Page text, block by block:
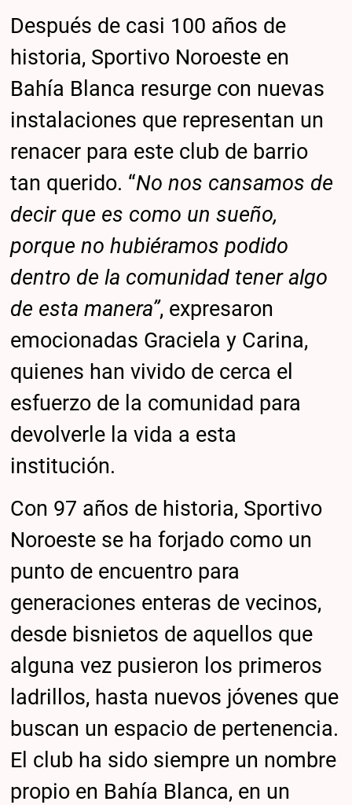
Después de casi 100 años de
historia, Sportivo Noroeste en
Bahía Blanca resurge con nuevas
instalaciones que representan un
renacer para este club de barrio
tan querido. “No nos cansamos de
decir que es como un sueño,
porque no hubiéramos podido
dentro de la comunidad tener algo
de esta manera”, expresaron
emocionadas Graciela y Carina,
quienes han vivido de cerca el
esfuerzo de la comunidad para
devolverle la vida a esta
institución.
Con 97 años de historia, Sportivo
Noroeste se ha forjado como un
punto de encuentro para
generaciones enteras de vecinos,
desde bisnietos de aquellos que
alguna vez pusieron los primeros
ladrillos, hasta nuevos jóvenes que
buscan un espacio de pertenencia.
El club ha sido siempre un nombre
propio en Bahía Blanca, en un